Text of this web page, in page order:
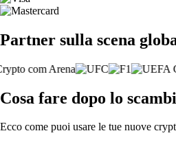
Partner sulla scena
Cosa fare dopo lo
Ecco come puoi usare le tue nuove